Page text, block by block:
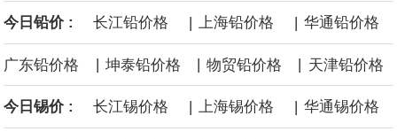
海力士：龙仁工厂将生产高带宽内存（HBM）及其他下一代动态随
今日铅价 : 长江铅价格 | 上海铅价格 | 华通铅价格
广东铅价格 坤泰铅价格 物贸铅价格 天津铅价格
今日锡价 : 长江锡价格 | 上海锡价格 | 华通锡价格